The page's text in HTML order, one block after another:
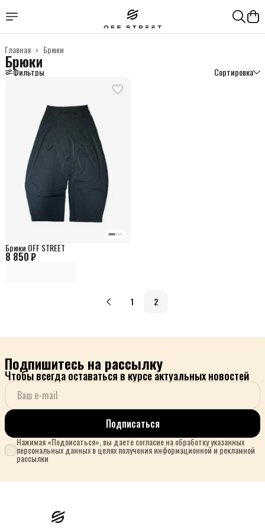
Брюки
Главная ›
Брюки
Фильтры Сортировка
8 850 ₽
Брюки OFF STREET
1 2
Подпишитесь на рассылку
Чтобы всегда оставаться в курсе актуальных новостей
Подписаться
Нажимая «Подписаться», вы даете согласие на обработку указанных
персональных данных в целях получения информационной и рекламной
рассылки